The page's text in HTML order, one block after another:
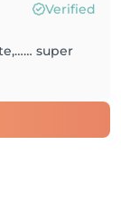
Verified
super